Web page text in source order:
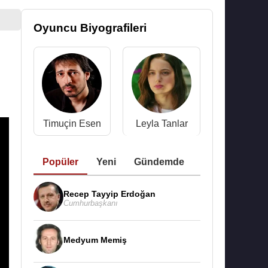
Oyuncu Biyografileri
Timuçin Esen Leyla Tanlar
Popüler Yeni Gündemde
Recep Tayyip Erdoğan
Cumhurbaşkanı
Medyum Memiş